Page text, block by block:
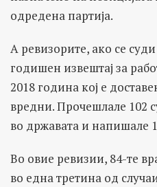
одредена партија.
А ревизорите, ако се
годишен извештај за
2018 година кој е
вредни. Прочешлале 102
во државата и напишале
Во овие ревизии, 84-те
во една третина од